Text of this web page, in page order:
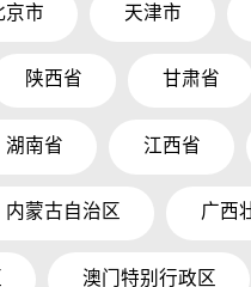
京市 天津市
陕西省 甘肃省
湖南省 江西省
内蒙古自治区 广西
澳门特别行政区